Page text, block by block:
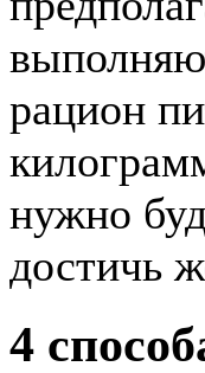
рацион
нужно
достичь
4